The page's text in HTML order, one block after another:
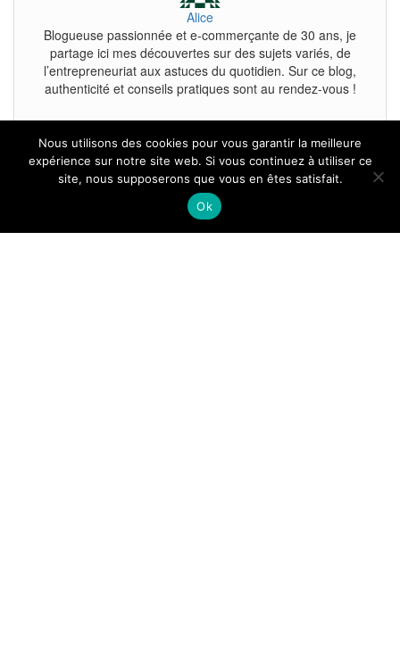
Alice
Blogueuse passionnée et e-commerçante de 30 ans, je
partage ici mes découvertes sur des sujets variés, de
l’entrepreneuriat aux astuces du quotidien. Sur ce blog,
authenticité et conseils pratiques sont au rendez-vous !
Tous droits reservés.
Nous utilisons des cookies pour vous garantir la meilleure
expérience sur notre site web. Si vous continuez à utiliser ce
site, nous supposerons que vous en êtes satisfait.
Ok